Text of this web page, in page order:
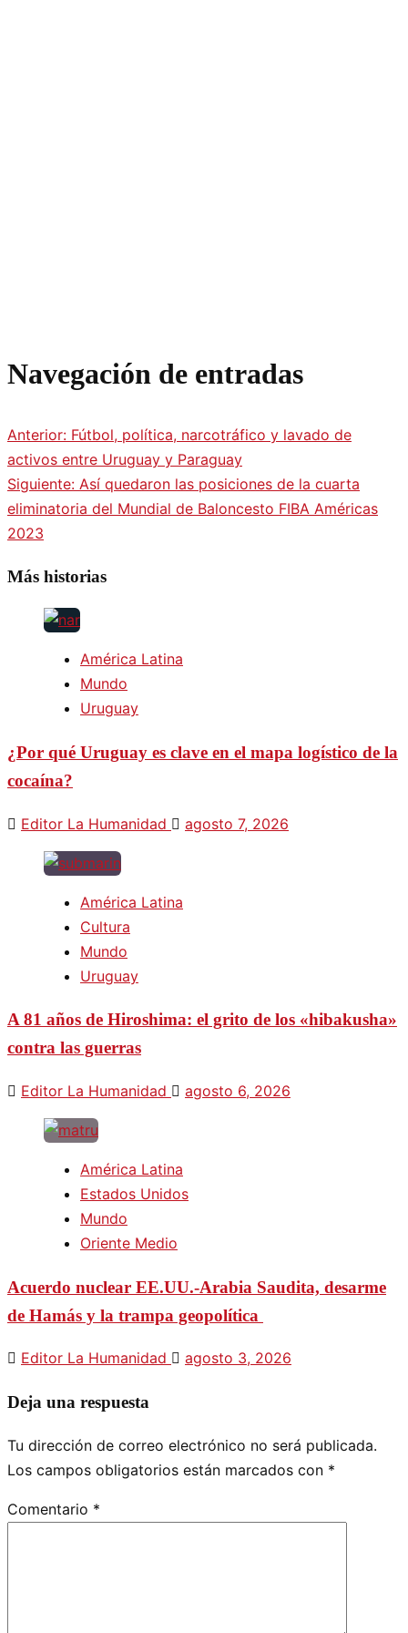
Navegación de entradas
Anterior: Fútbol, política, narcotráfico y lavado de
activos entre Uruguay y Paraguay
Siguiente: Así quedaron las posiciones de la cuarta
eliminatoria del Mundial de Baloncesto FIBA Américas
2023
Más historias
América Latina
Mundo
Uruguay
¿Por qué Uruguay es clave en el mapa logístico de la
cocaína?
Editor La Humanidad agosto 7, 2026
América Latina
Cultura
Mundo
Uruguay
A 81 años de Hiroshima: el grito de los «hibakusha»
contra las guerras
Editor La Humanidad agosto 6, 2026
América Latina
Estados Unidos
Mundo
Oriente Medio
Acuerdo nuclear EE.UU.-Arabia Saudita, desarme
de Hamás y la trampa geopolítica
Editor La Humanidad agosto 3, 2026
Deja una respuesta
Tu dirección de correo electrónico no será publicada.
Los campos obligatorios están marcados con *
Comentario *